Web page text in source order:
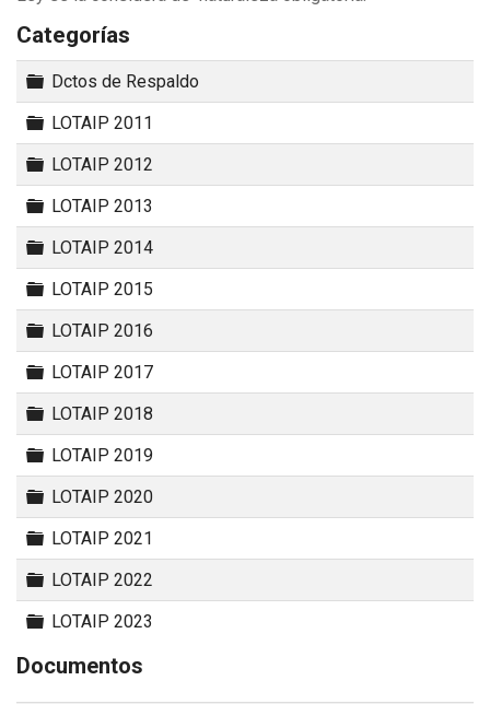
Categorías
Carpeta
Dctos de Respaldo
Carpeta
LOTAIP 2011
Carpeta
LOTAIP 2012
Carpeta
LOTAIP 2013
Carpeta
LOTAIP 2014
Carpeta
LOTAIP 2015
Carpeta
LOTAIP 2016
Carpeta
LOTAIP 2017
Carpeta
LOTAIP 2018
Carpeta
LOTAIP 2019
Carpeta
LOTAIP 2020
Carpeta
LOTAIP 2021
Carpeta
LOTAIP 2022
Carpeta
LOTAIP 2023
Documentos